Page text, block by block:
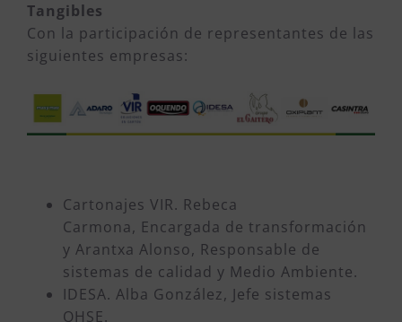
Tangibles
Con la participación de representantes de las
siguientes empresas:
Cartonajes VIR. Rebeca
Carmona, Encargada de transformación
y Arantxa Alonso, Responsable de
sistemas de calidad y Medio Ambiente.
IDESA. Alba González, Jefe sistemas
QHSE.